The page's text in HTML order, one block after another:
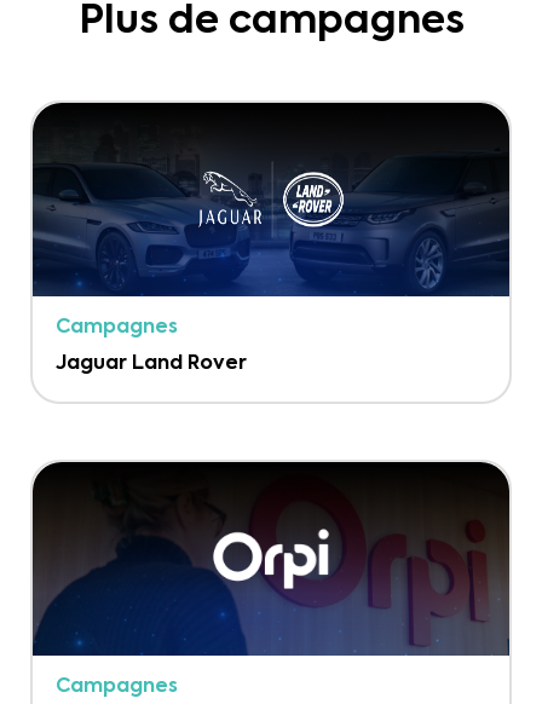
Plus de campagnes
Campagnes
Jaguar Land Rover
Campagnes